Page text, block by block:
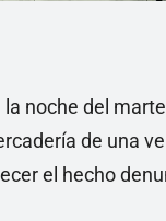
noche del
de una
el hecho